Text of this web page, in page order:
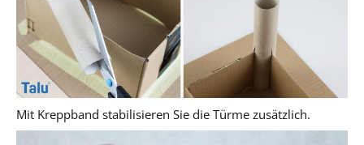
Mit Kreppband stabilisieren Sie die Türme zusätzlich.